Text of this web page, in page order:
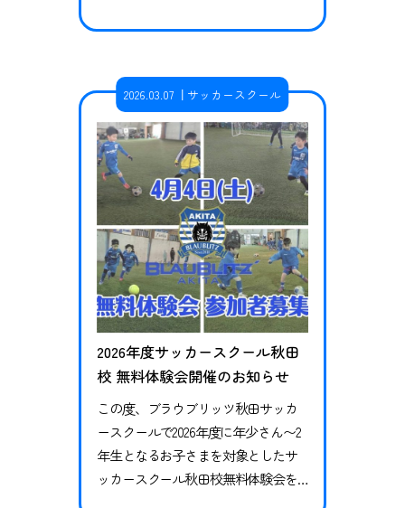
ダイエットを行いたい方、過去にス
かしたい方、またサッカー未経験者
の方や女性の方も大歓迎です！ 一緒
にサッカーで楽しく、思い切り体を
動かしましょう！ ぜひご参加くださ
い！ 日程 全3回 〈エンジョイクラ
ス〉 …
2026.03.07 サッカースクール
2026年度サッカースクール秋田
校 無料体験会開催のお知らせ
この度、ブラウブリッツ秋田サッカ
ースクールで2026年度に年少さん〜2
年生となるお子さまを対象としたサ
ッカースクール秋田校無料体験会を